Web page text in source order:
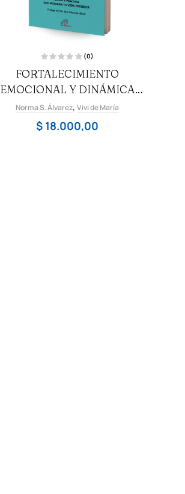
a
l
o
r
d
o
o
n
(0)
FORTALECIMIENTO
EMOCIONAL Y DINÁMICA
MENTAL 1
Norma S. Álvarez, Vivi de María
$ 18.000,00